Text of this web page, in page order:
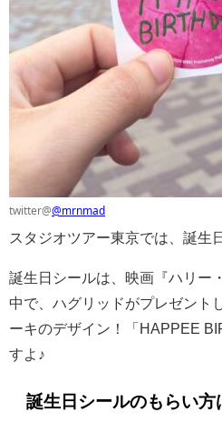
twitter@@mrnmad
スタジオツアー東京では、誕生
誕生日シールは、映画『ハリー
中で、ハグリッドがプレゼント
ーキのデザイン！「HAPPEE
すよ♪
誕生日シールのもらい方